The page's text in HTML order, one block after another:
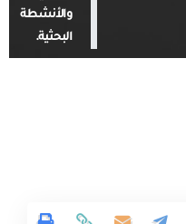
والأنشطة
البحثية.